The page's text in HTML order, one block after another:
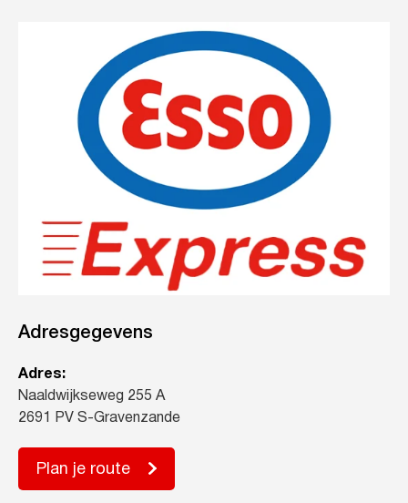
Adresgegevens
Adres:
Naaldwijkseweg 255 A
2691 PV S-Gravenzande
Plan je route